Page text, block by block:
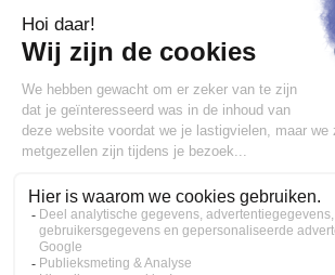
Vind ons ook terug opedisac.com en
Word lid van de edisac
Wat onze klanten denken